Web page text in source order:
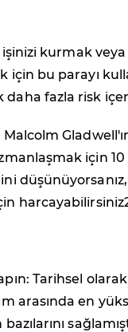
kurmak
için bu parayı
daha fazla risk
Malcolm
için 10
Tarihsel
arasında en